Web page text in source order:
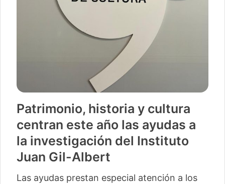
Patrimonio, historia y cultura
centran este año las ayudas a
la investigación del Instituto
Juan Gil-Albert
Las ayudas prestan especial atención a los